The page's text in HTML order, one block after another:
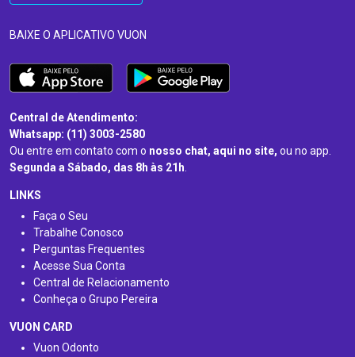
BAIXE O APLICATIVO VUON
Central de Atendimento:
Whatsapp: (11) 3003-2580
Ou entre em contato com o nosso chat, aqui no site, ou no app.
Segunda a Sábado, das 8h às 21h.
LINKS
Faça o Seu
Trabalhe Conosco
Perguntas Frequentes
Acesse Sua Conta
Central de Relacionamento
Conheça o Grupo Pereira
VUON CARD
Vuon Odonto